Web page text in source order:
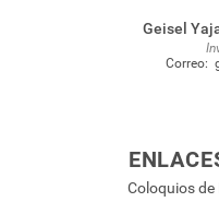
Geisel
Correo:
Coloquios